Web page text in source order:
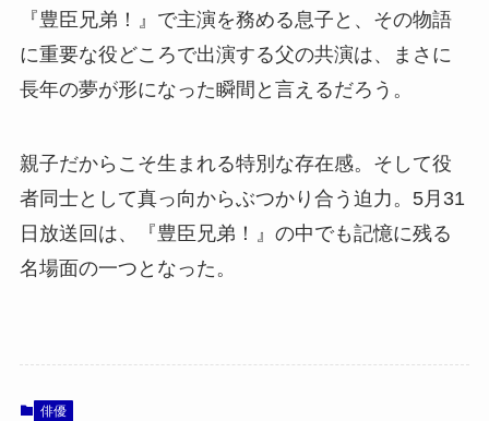
『豊臣兄弟！』で主演を務める息子と、その物語
に重要な役どころで出演する父の共演は、まさに
長年の夢が形になった瞬間と言えるだろう。
親子だからこそ生まれる特別な存在感。そして役
者同士として真っ向からぶつかり合う迫力。5月31
日放送回は、『豊臣兄弟！』の中でも記憶に残る
名場面の一つとなった。
俳優